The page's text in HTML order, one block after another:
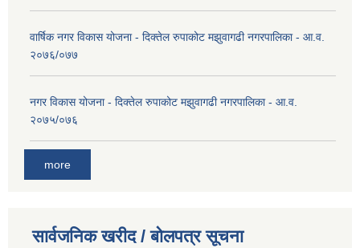
वार्षिक नगर विकास योजना - दिक्तेल रुपाकोट मझुवागढी नगरपालिका - आ.व.
२०७६/०७७
नगर विकास योजना - दिक्तेल रुपाकोट मझुवागढी नगरपालिका - आ.व.
२०७५/०७६
more
सार्वजनिक खरीद / बोलपत्र सूचना